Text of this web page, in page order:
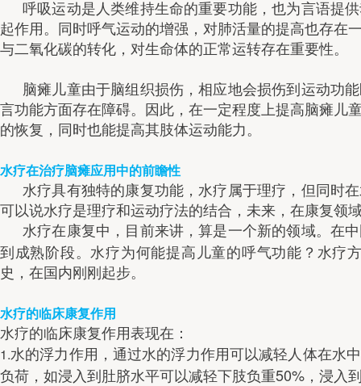
呼吸运动是人类维持生命的重要功能，也为言语提
起作用。同时呼气运动的增强，对肺活量的提高也存在
与二氧化碳的转化，对生命体的正常运转存在重要性。
脑瘫儿童由于脑组织损伤，相应地会损伤到运动功
言功能方面存在障碍。因此，在一定程度上提高脑瘫儿
的恢复，同时也能提高其肢体运动能力。
水疗在治疗脑瘫应用中的前瞻性
水疗具有独特的康复功能，水疗属于理疗，但同时
可以说水疗是理疗和运动疗法的结合，未来，在康复领
水疗在康复中，目前来讲，算是一个新的领域。在
到成熟阶段。水疗为何能提高儿童的呼气功能？水疗
史，在国内刚刚起步。
水疗的临床康复作用
水疗的临床康复作用表现在：
1.水的浮力作用，通过水的浮力作用可以减轻人体在水
负荷，如浸入到肚脐水平可以减轻下肢负重50% ，浸入